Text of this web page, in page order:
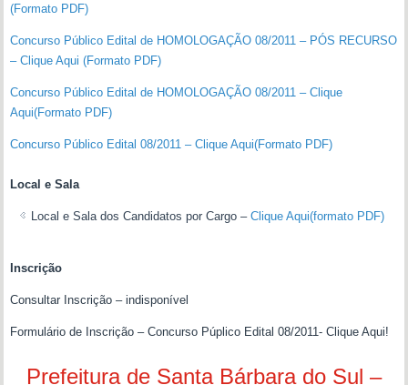
(Formato PDF)
Concurso Público Edital de HOMOLOGAÇÃO 08/2011 – PÓS RECURSO
– Clique Aqui (Formato PDF)
Concurso Público Edital de HOMOLOGAÇÃO 08/2011 – Clique
Aqui(Formato PDF)
Concurso Público Edital 08/2011 – Clique Aqui(Formato PDF)
Local e Sala
Local e Sala dos Candidatos por Cargo –Clique Aqui(formato PDF)
Inscrição
Consultar Inscrição – indisponível
Formulário de Inscrição – Concurso Púplico Edital 08/2011- Clique Aqui!
Prefeitura de Santa Bárbara do Sul –